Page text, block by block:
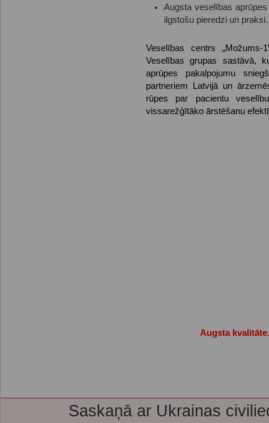
Augsta veselības
ilgstošu pieredzi un praksi.
Veselības centrs
Veselības grupas sastāvā,
aprūpes pakalpojumu
partneriem Latvijā un
rūpes par pacientu
vissarežģītāko ārstēšanu
Augsta
Saskaņā ar Ukrainas